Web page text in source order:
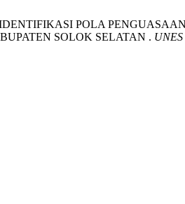
IDENTIFIKASI POLA
SOLOK SELATAN .